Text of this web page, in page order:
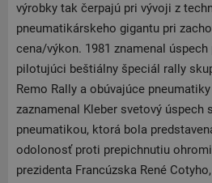
výrobky tak čerpajú pri vývoji z
pneumatikárskeho gigantu pri
cena/výkon. 1981 znamenal
pilotujúci beštiálny špeciál rally
Remo Rally a obúvajúce
zaznamenal Kleber svetový úspech
pneumatikou, ktorá bola
odolonosť proti prepichnutiu
prezidenta Francúzska René